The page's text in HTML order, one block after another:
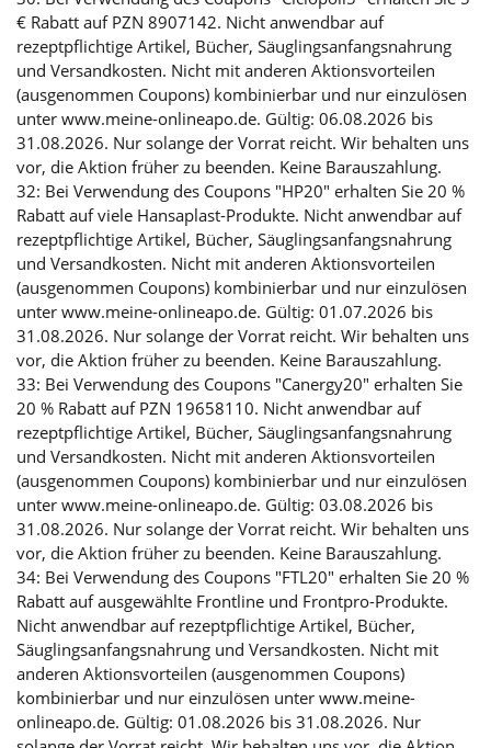
€ Rabatt auf PZN 8907142. Nicht anwendbar auf
rezeptpflichtige Artikel, Bücher, Säuglingsanfangsnahrung
und Versandkosten. Nicht mit anderen Aktionsvorteilen
(ausgenommen Coupons) kombinierbar und nur einzulösen
unter www.meine-onlineapo.de. Gültig: 06.08.2026 bis
31.08.2026. Nur solange der Vorrat reicht. Wir behalten uns
vor, die Aktion früher zu beenden. Keine Barauszahlung.
32: Bei Verwendung des Coupons "HP20" erhalten Sie 20 %
Rabatt auf viele Hansaplast-Produkte. Nicht anwendbar auf
rezeptpflichtige Artikel, Bücher, Säuglingsanfangsnahrung
und Versandkosten. Nicht mit anderen Aktionsvorteilen
(ausgenommen Coupons) kombinierbar und nur einzulösen
unter www.meine-onlineapo.de. Gültig: 01.07.2026 bis
31.08.2026. Nur solange der Vorrat reicht. Wir behalten uns
vor, die Aktion früher zu beenden. Keine Barauszahlung.
33: Bei Verwendung des Coupons "Canergy20" erhalten Sie
20 % Rabatt auf PZN 19658110. Nicht anwendbar auf
rezeptpflichtige Artikel, Bücher, Säuglingsanfangsnahrung
und Versandkosten. Nicht mit anderen Aktionsvorteilen
(ausgenommen Coupons) kombinierbar und nur einzulösen
unter www.meine-onlineapo.de. Gültig: 03.08.2026 bis
31.08.2026. Nur solange der Vorrat reicht. Wir behalten uns
vor, die Aktion früher zu beenden. Keine Barauszahlung.
34: Bei Verwendung des Coupons "FTL20" erhalten Sie 20 %
Rabatt auf ausgewählte Frontline und Frontpro-Produkte.
Nicht anwendbar auf rezeptpflichtige Artikel, Bücher,
Säuglingsanfangsnahrung und Versandkosten. Nicht mit
anderen Aktionsvorteilen (ausgenommen Coupons)
kombinierbar und nur einzulösen unter www.meine-
onlineapo.de. Gültig: 01.08.2026 bis 31.08.2026. Nur